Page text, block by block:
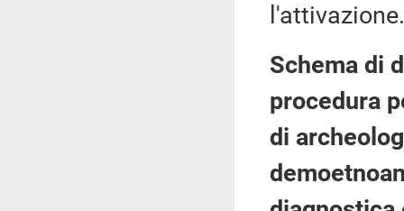
l'attivazione.
Schema di
procedura
di